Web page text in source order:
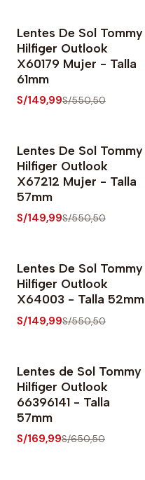
-73% OFF
Lentes De Sol Tommy
Hilfiger Outlook
X60179 Mujer - Talla
61mm
S/149,99S/550,50
-73% OFF
Lentes De Sol Tommy
Hilfiger Outlook
X67212 Mujer - Talla
57mm
S/149,99S/550,50
-73% OFF
Lentes De Sol Tommy
Hilfiger Outlook
X64003 - Talla 52mm
S/149,99S/550,50
-74% OFF
Nuevo
Lentes de Sol Tommy
Hilfiger Outlook
66396141 - Talla
57mm
S/169,99S/650,50